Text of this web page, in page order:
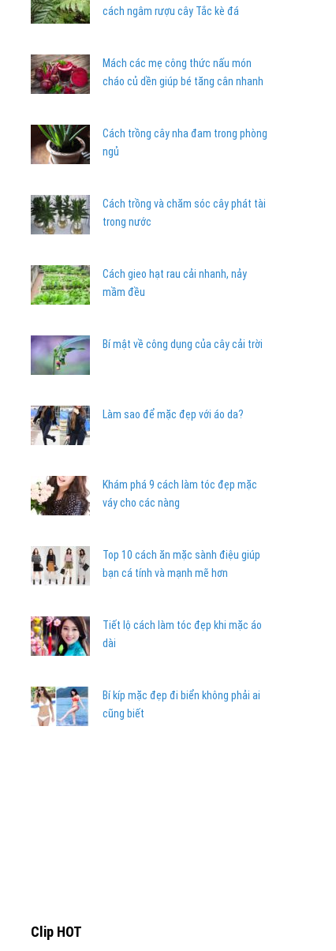
cách ngâm rượu cây Tắc kè đá
Mách các mẹ công thức nấu món
cháo củ dền giúp bé tăng cân nhanh
Cách trồng cây nha đam trong phòng
ngủ
Cách trồng và chăm sóc cây phát tài
trong nước
Cách gieo hạt rau cải nhanh, nảy
mầm đều
Bí mật về công dụng của cây cải trời
Làm sao để mặc đẹp với áo da?
Khám phá 9 cách làm tóc đẹp mặc
váy cho các nàng
Top 10 cách ăn mặc sành điệu giúp
bạn cá tính và mạnh mẽ hơn
Tiết lộ cách làm tóc đẹp khi mặc áo
dài
Bí kíp mặc đẹp đi biển không phải ai
cũng biết
Clip HOT